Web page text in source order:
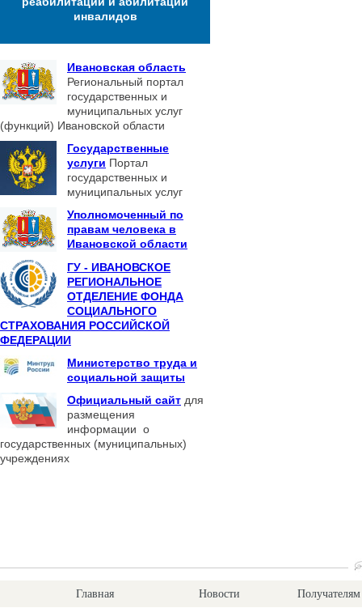
инвалидов
Ивановская область
Региональный портал
государственных и
муниципальных услуг
(функций) Ивановской области
Государственные
услуги Портал
государственных и
муниципальных услуг
Уполномоченный по
правам человека в
Ивановской области
ГУ - ИВАНОВСКОЕ
РЕГИОНАЛЬНОЕ
ОТДЕЛЕНИЕ ФОНДА
СОЦИАЛЬНОГО
СТРАХОВАНИЯ РОССИЙСКОЙ
ФЕДЕРАЦИИ
Министерство труда и
социальной защиты
Официальный сайт для
размещения
информации о
государственных (муниципальных)
учреждениях
Главная Новости Получателям